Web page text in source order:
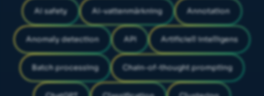
AI safety AI-vattenmärkning Annotation
Anomaly detection API Artificiell intelligens
Batch processing Chain-of-thought prompting